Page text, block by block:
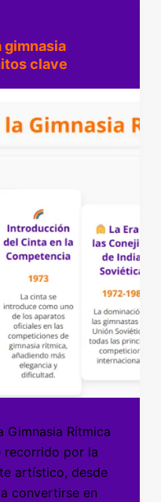
gimnasia
clave
Gimnasia Rítmica
recorrido por la
artístico, desde
convertirse en